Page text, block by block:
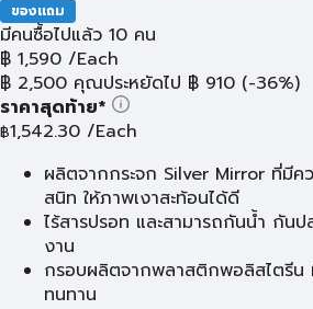
ของแถม
มีคนซื้อไปแล้ว 10 คน
฿ 1,590 /Each
฿ 2,500 คุณประหยัดไป ฿ 910 (-36%)
ราคาสุดท้าย*
฿1,542.30 /Each
ผลิตจากกระจก Silver Mirror ที่มีค
สนิท ให้ภาพเงาสะท้อนได้ดี
ไร้สารปรอท และสามารถกันน้ำ กัน
งาน
กรอบผลิตจากพลาสติกพอลิสไตรีน
ทนทาน